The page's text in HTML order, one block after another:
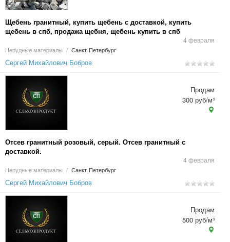
Щебень гранитный, купить щебень с доставкой, купить
щебень в спб, продажа щебня, щебень купить в спб
4 февраля
Нерудные материалы / Санкт-Петербург
Сергей Михайлович Бобров
Отсев гранитный розовый, серый. Отсев гранитный с
доставкой.
4 февраля
Нерудные материалы / Санкт-Петербург
Продам
300 руб/м³
Сергей Михайлович Бобров
Продам
500 руб/м³